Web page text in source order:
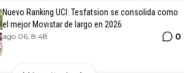
Nuevo Ranking UCI: Tesfatsion se consolida como
el mejor Movistar de largo en 2026
ago 06, 8:48 0